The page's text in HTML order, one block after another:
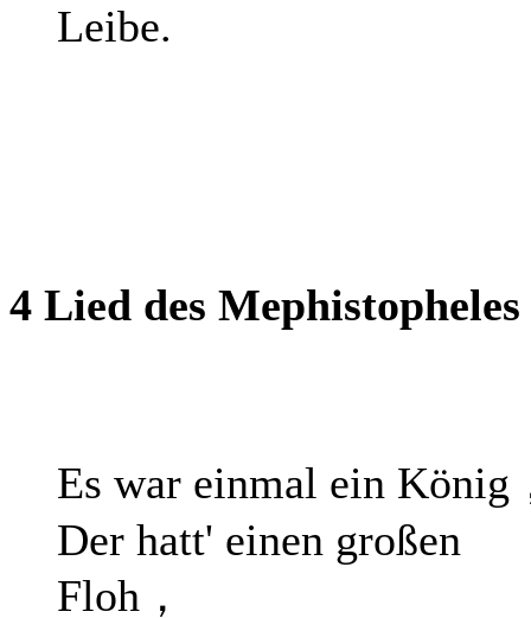
Leibe.
4 Lied des
Es war einmal ein König
Der hatt' einen großen
Floh，